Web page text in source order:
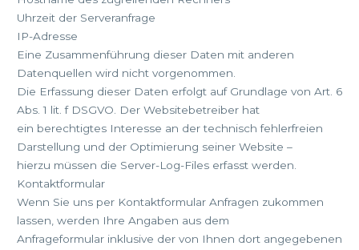
Uhrzeit der Serveranfrage
IP-Adresse
Eine Zusammenführung dieser Daten mit anderen
Datenquellen wird nicht vorgenommen.
Die Erfassung dieser Daten erfolgt auf Grundlage von Art. 6
Abs. 1 lit. f DSGVO. Der Websitebetreiber hat
ein berechtigtes Interesse an der technisch fehlerfreien
Darstellung und der Optimierung seiner Website –
hierzu müssen die Server-Log-Files erfasst werden.
Kontaktformular
Wenn Sie uns per Kontaktformular Anfragen zukommen
lassen, werden Ihre Angaben aus dem
Anfrageformular inklusive der von Ihnen dort angegebenen